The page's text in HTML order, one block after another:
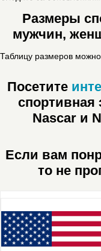
Размеры
мужчин,
Таблицу размеров можно
Посетите
спортивная
Nascar и
Если вам
то не